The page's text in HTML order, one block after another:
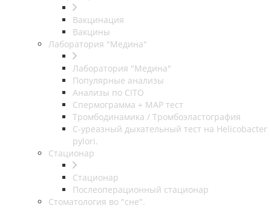
Вакцинация
Вакцины
Лаборатория "Медина"
Лаборатория "Медина"
Популярные анализы
Анализы по CITO
Спермограмма + МАР тест
Тромбодинамика / Тромбоэластография
С-уреазный дыхательный тест на Helicobacter
pylori.
Стационар
Стационар
Послеоперационный стационар
Стоматология во "сне".